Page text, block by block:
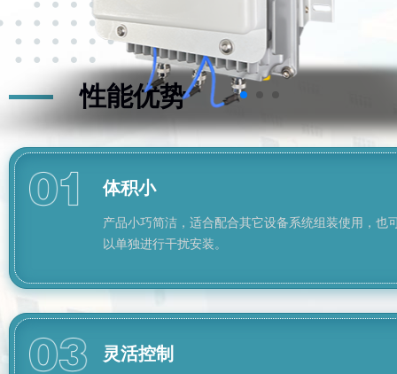
性能优势
体积小
产品小巧简洁，适合配合其它设备系统组装使用，也
以单独进行干扰安装。
灵活控制